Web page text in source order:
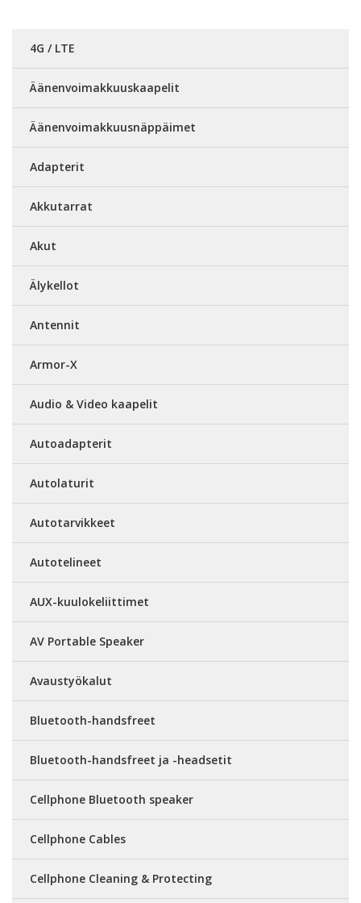
4G / LTE
Äänenvoimakkuuskaapelit
Äänenvoimakkuusnäppäimet
Adapterit
Akkutarrat
Akut
Älykellot
Antennit
Armor-X
Audio & Video kaapelit
Autoadapterit
Autolaturit
Autotarvikkeet
Autotelineet
AUX-kuulokeliittimet
AV Portable Speaker
Avaustyökalut
Bluetooth-handsfreet
Bluetooth-handsfreet ja -headsetit
Cellphone Bluetooth speaker
Cellphone Cables
Cellphone Cleaning & Protecting